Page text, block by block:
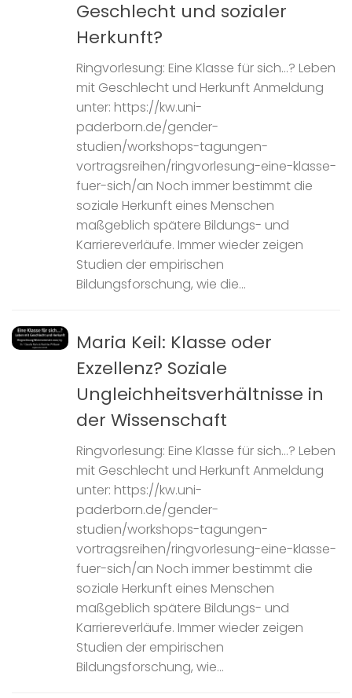
Geschlecht und sozialer
Herkunft?
Ringvorlesung: Eine Klasse für sich…? Leben
mit Geschlecht und Herkunft Anmeldung
unter: https://kw.uni-
paderborn.de/gender-
studien/workshops-tagungen-
vortragsreihen/ringvorlesung-eine-klasse-
fuer-sich/an Noch immer bestimmt die
soziale Herkunft eines Menschen
maßgeblich spätere Bildungs- und
Karriereverläufe. Immer wieder zeigen
Studien der empirischen
Bildungsforschung, wie die...
Maria Keil: Klasse oder
Exzellenz? Soziale
Ungleichheitsverhältnisse in
der Wissenschaft
Ringvorlesung: Eine Klasse für sich…? Leben
mit Geschlecht und Herkunft Anmeldung
unter: https://kw.uni-
paderborn.de/gender-
studien/workshops-tagungen-
vortragsreihen/ringvorlesung-eine-klasse-
fuer-sich/an Noch immer bestimmt die
soziale Herkunft eines Menschen
maßgeblich spätere Bildungs- und
Karriereverläufe. Immer wieder zeigen
Studien der empirischen
Bildungsforschung, wie...